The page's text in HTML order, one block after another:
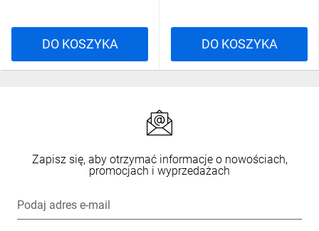
DO KOSZYKA DO KOSZYKA
Zapisz się, aby otrzymać informacje o nowościach,
promocjach i wyprzedażach
Podaj adres e-mail